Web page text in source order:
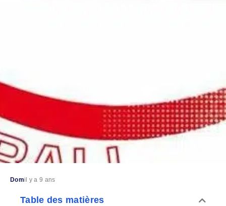
Domil y a 9 ans
Table des matières